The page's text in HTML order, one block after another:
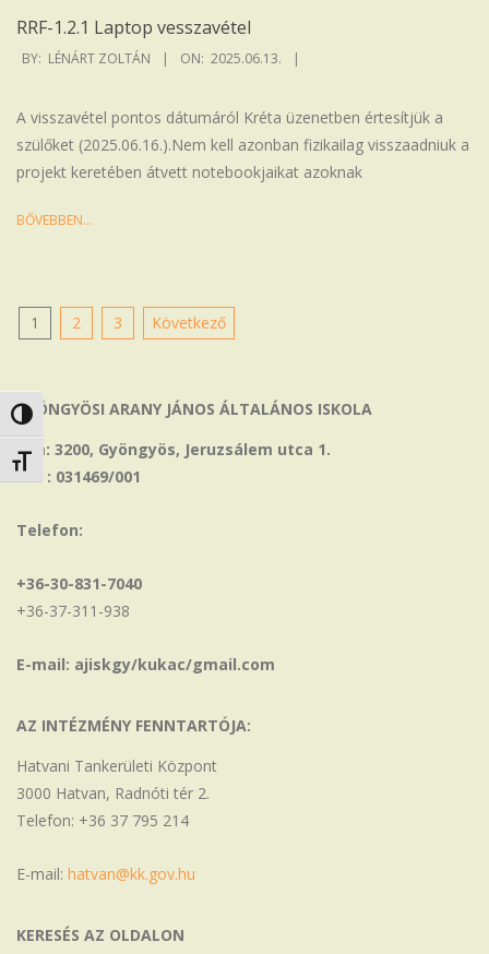
Nagy kontraszt váltása
Betűméret váltása
RRF-1.2.1 Laptop vesszavétel
2025-
BY: LÉNÁRT ZOLTÁN ON: 2025.06.13.
A visszavétel pontos dátumáról Kréta üzenetben értesítjük a
szülőket (2025.06.16.).Nem kell azonban fizikailag visszaadniuk a
projekt keretében átvett notebookjaikat azoknak
BŐVEBBEN…
Bejegyzések
lapozása
1 2 3 Következő
GYÖNGYÖSI ARANY JÁNOS ÁLTALÁNOS ISKOLA
Cím: 3200, Gyöngyös, Jeruzsálem utca 1.
OM : 031469/001
Telefon:
+36-30-831-7040
+36-37-311-938
E-mail: ajiskgy/kukac/gmail.com
AZ INTÉZMÉNY FENNTARTÓJA:
Hatvani Tankerületi Központ
3000 Hatvan, Radnóti tér 2.
Telefon: +36 37 795 214
E-mail: hatvan@kk.gov.hu
KERESÉS AZ OLDALON